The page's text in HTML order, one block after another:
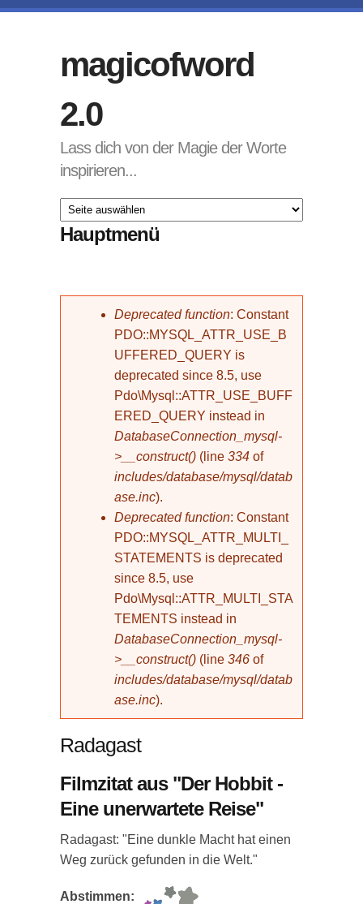
magicofword
2.0
Lass dich von der Magie der Worte
inspirieren...
Hauptmenü
Fehlermeldung
Deprecated function: Constant
PDO::MYSQL_ATTR_USE_B
UFFERED_QUERY is
deprecated since 8.5, use
Pdo\Mysql::ATTR_USE_BUFF
ERED_QUERY instead in
DatabaseConnection_mysql-
>__construct() (line 334 of
includes/database/mysql/datab
ase.inc).
Deprecated function: Constant
PDO::MYSQL_ATTR_MULTI_
STATEMENTS is deprecated
since 8.5, use
Pdo\Mysql::ATTR_MULTI_STA
TEMENTS instead in
DatabaseConnection_mysql-
>__construct() (line 346 of
includes/database/mysql/datab
ase.inc).
Radagast
Filmzitat aus "Der Hobbit -
Eine unerwartete Reise"
Radagast: "Eine dunkle Macht hat einen
Weg zurück gefunden in die Welt."
Abstimmen: